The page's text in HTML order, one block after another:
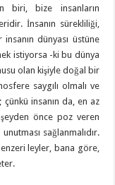
biri, bize insanların
İnsanın sürekliliği,
dünyası üstüne
istiyorsa -ki bu dünya
olan kişiyle doğal bir
saygılı olmalı ve
insanın da, en az
önce poz veren
sağlanmalıdır.
leyler, bana göre,